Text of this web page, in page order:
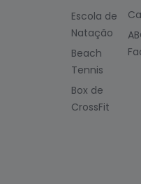
Escola de
Natação
Beach
Tennis
Box de
CrossFit